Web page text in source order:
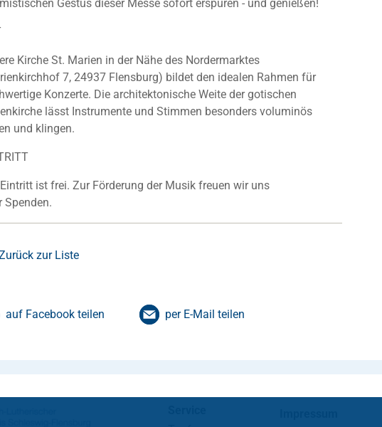
Gestus dieser Messe sofort erspüren - und genießen!
Kirche St. Marien in der Nähe des Nordermarktes
7, 24937 Flensburg) bildet den idealen Rahmen für
Konzerte. Die architektonische Weite der gotischen
lässt Instrumente und Stimmen besonders voluminös
und klingen.
ist frei. Zur Förderung der Musik freuen wir uns
Spenden.
zur Liste
auf Facebook teilen per E-Mail teilen